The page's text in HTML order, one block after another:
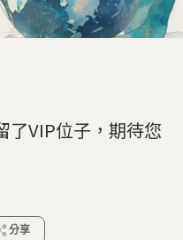
了VIP位子，期待您
分享